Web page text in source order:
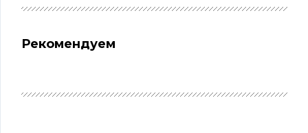
Рекомендуем